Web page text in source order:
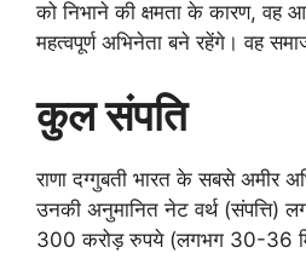
को निभाने की क्षमता के कारण, वह
महत्वपूर्ण अभिनेता बने रहेंगे। वह
कुल संपति
राणा दग्गुबती भारत के सबसे अमीर
उनकी अनुमानित नेट वर्थ (संपत्ति)
300 करोड़ रुपये (लगभग 30-36